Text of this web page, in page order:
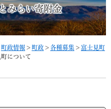
みらい寄附金
町政情報 > 町政 > 各種募集 > 富士見町
について